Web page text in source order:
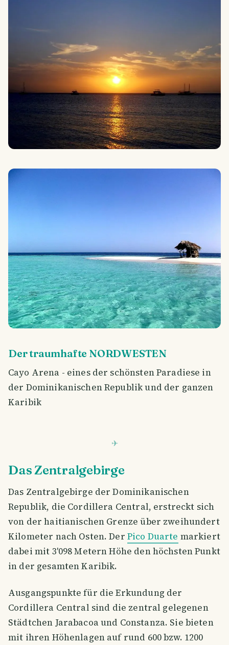
Der traumhafte NORDWESTEN
Cayo Arena - eines der schönsten Paradiese in
der Dominikanischen Republik und der ganzen
Karibik
Das Zentralgebirge
Das Zentralgebirge der Dominikanischen
Republik, die Cordillera Central, erstreckt sich
von der haitianischen Grenze über zweihundert
Kilometer nach Osten. Der Pico Duarte markiert
dabei mit 3'098 Metern Höhe den höchsten Punkt
in der gesamten Karibik.
Ausgangspunkte für die Erkundung der
Cordillera Central sind die zentral gelegenen
Städtchen Jarabacoa und Constanza. Sie bieten
mit ihren Höhenlagen auf rund 600 bzw. 1200